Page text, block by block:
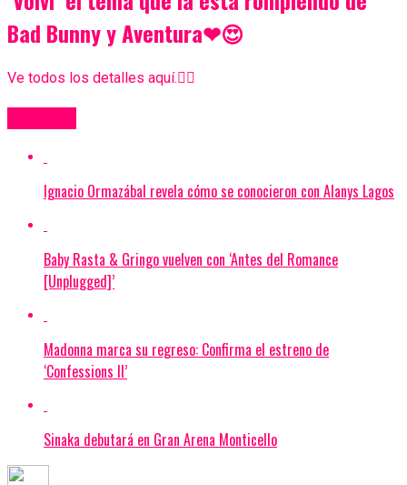
Bad Bunny y Aventura❤😍
Ve todos los detalles aquí.👇🏻
Ignacio Ormazábal revela cómo se conocieron con Alanys Lagos
Baby Rasta & Gringo vuelven con ‘Antes del Romance
[Unplugged]’
Madonna marca su regreso: Confirma el estreno de
‘Confessions II’
Sinaka debutará en Gran Arena Monticello